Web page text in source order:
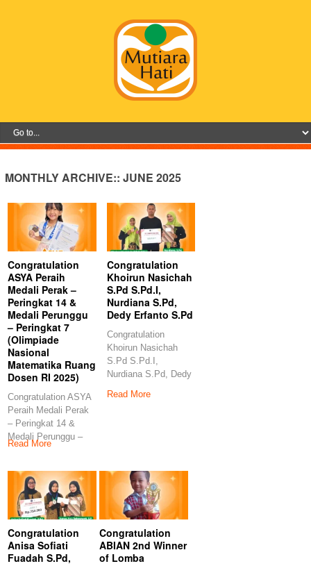
MONTHLY ARCHIVE:: JUNE 2025
Congratulation
ASYA Peraih
Medali Perak –
Peringkat 14 &
Medali Perunggu
– Peringkat 7
(Olimpiade
Nasional
Matematika Ruang
Dosen RI 2025)
Congratulation ASYA
Peraih Medali Perak
– Peringkat 14 &
Medali Perunggu –
Peringkat 7
Read More
Congratulation
Khoirun Nasichah
S.Pd S.Pd.I,
Nurdiana S.Pd,
Dedy Erfanto S.Pd
Congratulation
Khoirun Nasichah
S.Pd S.Pd.I,
Nurdiana S.Pd, Dedy
Congratulation
Read More
Congratulation
Anisa Sofiati
Fuadah S.Pd,
Congratulation
ABIAN 2nd Winner
of Lomba